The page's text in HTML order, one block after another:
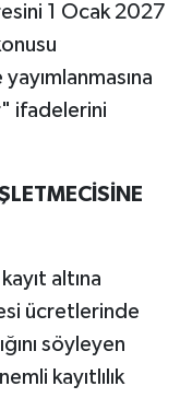
1 Ocak 2027
ifadelerini
altına
ücretlerinde
söyleyen
kayıtlılık